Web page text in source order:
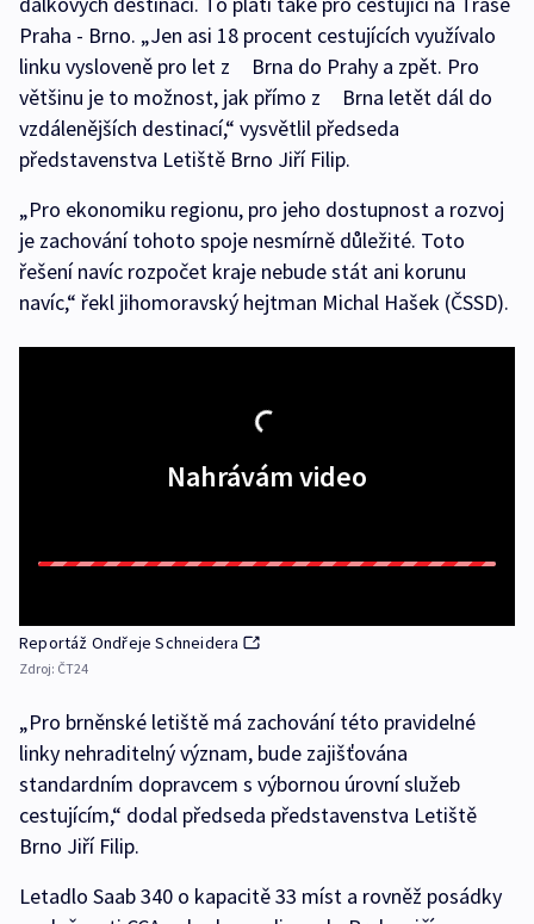
Praha - Brno. „Jen asi 18 procent cestujících využívalo
linku vysloveně pro let z Brna do Prahy a zpět. Pro
většinu je to možnost, jak přímo z Brna letět dál do
vzdálenějších destinací,“ vysvětlil předseda
představenstva Letiště Brno Jiří Filip.
„Pro ekonomiku regionu, pro jeho dostupnost a rozvoj
je zachování tohoto spoje nesmírně důležité. Toto
řešení navíc rozpočet kraje nebude stát ani korunu
navíc,“ řekl jihomoravský hejtman Michal Hašek (ČSSD).
Nahrávám video
Reportáž Ondřeje Schneidera
Zdroj: ČT24
„Pro brněnské letiště má zachování této pravidelné
linky nehraditelný význam, bude zajišťována
standardním dopravcem s výbornou úrovní služeb
cestujícím,“ dodal předseda představenstva Letiště
Brno Jiří Filip.
Letadlo Saab 340 o kapacitě 33 míst a rovněž posádky